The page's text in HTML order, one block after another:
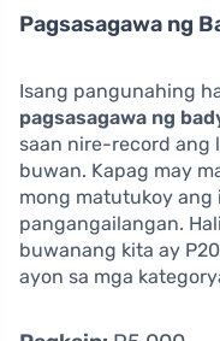
Pagsasagawa ng
Isang pangunahing
pagsasagawa ng
saan nire-record ang
buwan. Kapag may
mong matutukoy
pangangailangan.
buwanang kita ay
ayon sa mga